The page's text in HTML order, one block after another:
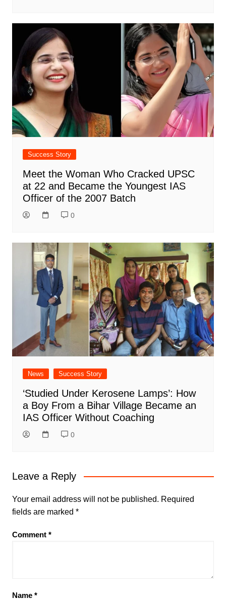
Success Story
Meet the Woman Who Cracked UPSC
at 22 and Became the Youngest IAS
Officer of the 2007 Batch
0
News Success Story
‘Studied Under Kerosene Lamps’: How
a Boy From a Bihar Village Became an
IAS Officer Without Coaching
0
Leave a Reply
Your email address will not be published. Required
fields are marked *
Comment *
Name *